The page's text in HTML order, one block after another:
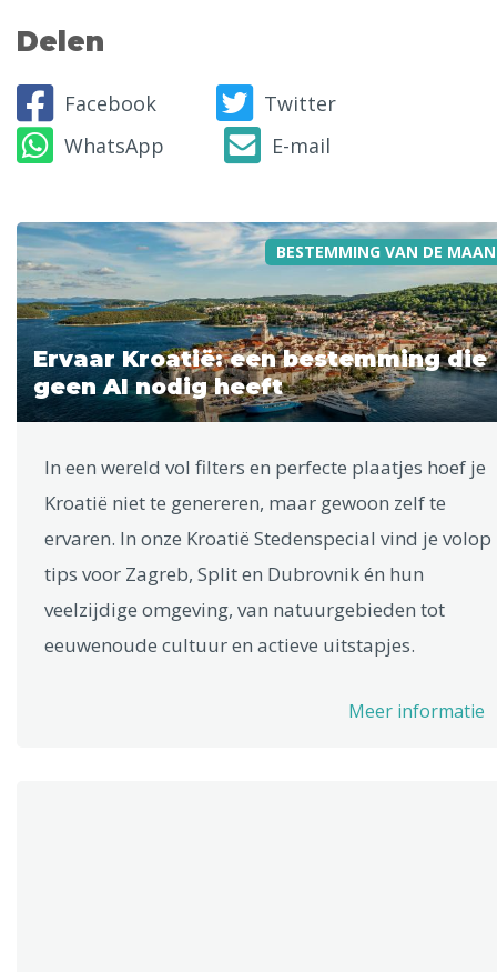
Delen
Facebook
Twitter
WhatsApp
E-mail
BESTEMMING VAN DE
Ervaar Kroatië: een bestemming die
geen AI nodig heeft
In een wereld vol filters en perfecte plaatjes hoef je
Kroatië niet te genereren, maar gewoon zelf te
ervaren. In onze Kroatië Stedenspecial vind je volop
tips voor Zagreb, Split en Dubrovnik én hun
veelzijdige omgeving, van natuurgebieden tot
eeuwenoude cultuur en actieve uitstapjes.
Meer informatie